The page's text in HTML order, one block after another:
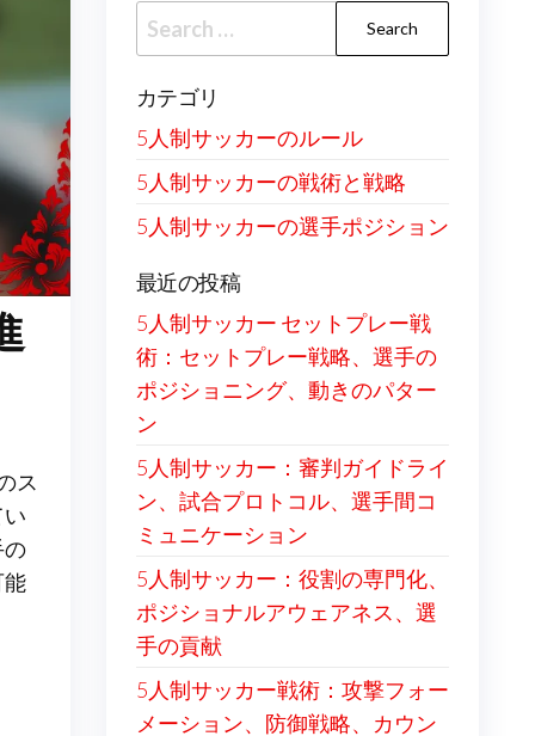
ス
の
能
Search
for:
カテゴリ
5人制サッカーのルール
5人制サッカーの戦術と戦略
5人制サッカーの選手ポジション
最近の投稿
5人制サッカー セットプレー戦
術：セットプレー戦略、選手の
ポジショニング、動きのパター
ン
5人制サッカー：審判ガイドライ
ン、試合プロトコル、選手間コ
ミュニケーション
5人制サッカー：役割の専門化、
ポジショナルアウェアネス、選
手の貢献
5人制サッカー戦術：攻撃フォー
メーション、防御戦略、カウン